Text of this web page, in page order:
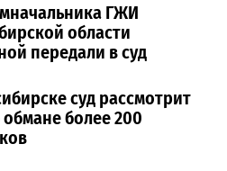
ГЖИ
области
передали в суд
суд рассмотрит
более 200